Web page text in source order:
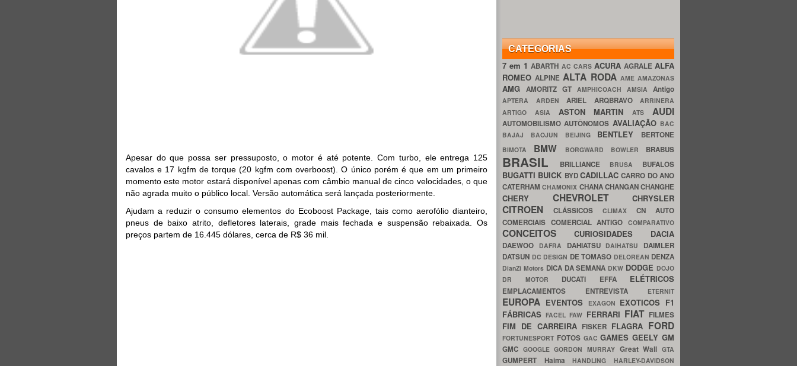
Apesar do que possa ser pressuposto, o motor é até potente. Com turbo, ele entrega 125
cavalos e 17 kgfm de torque (20 kgfm com overboost). O único porém é que em um primeiro
momento este motor estará disponível apenas com câmbio manual de cinco velocidades, o que
não agrada muito o público local. Versão automática será lançada posteriormente.
Ajudam a reduzir o consumo elementos do Ecoboost Package, tais como aerofólio dianteiro,
pneus de baixo atrito, defletores laterais, grade mais fechada e suspensão rebaixada. Os
preços partem de 16.445 dólares, cerca de R$ 36 mil.
CATEGORIAS
7 em 1ABARTH AC CARS ACURA AGRALE ALFA
ROMEOALPINEALTA RODA AME AMAZONAS
AMG AMORITZ GT AMPHICOACH AMSIA Antigo
APTERA ARDEN ARIEL ARQBRAVO ARRINERA
ARTIGO ASIA ASTON MARTINATS AUDI
AUTOMOBILISMOAUTÔNOMOS AVALIAÇÃO BAC
BAJAJ BAOJUN BEIJING BENTLEY BERTONE
BIMOTA BMW BORGWARD BOWLER BRABUS
BRASIL BRILLIANCE BRUSA BUFALOS
BUGATTI BUICK BYDCADILLACCARRO DO ANO
CATERHAMCHAMONIX CHANACHANGANCHANGHE
CHERY CHEVROLET CHRYSLER
CITROEN CLÁSSICOS CLIMAX CN AUTO
COMERCIAIS COMERCIAL ANTIGOCOMPARATIVO
CONCEITOS CURIOSIDADES DACIA
DAEWOO DAFRA DAHIATSU DAIHATSU DAIMLER
DATSUN DC DESIGN DE TOMASO DELOREAN DENZA
DianZi Motors DICA DA SEMANA DKW DODGE DOJO
DR MOTOR DUCATI EFFA ELÉTRICOS
EMPLACAMENTOS ENTREVISTA ETERNIT
EUROPA EVENTOS EXAGON EXOTICOS F1
FÁBRICASFACELFAW FERRARI FIAT FILMES
FIM DE CARREIRA FISKER FLAGRA FORD
FORTUNESPORT FOTOS GACGAMESGEELYGM
GMC GOOGLEGORDON MURRAY Great WallGTA
GUMPERT HaimaHANDLINGHARLEY-DAVIDSON